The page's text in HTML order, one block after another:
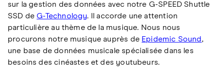
sur la gestion des données avec notre G-SPEED Shuttle
SSD de G-Technology. Il accorde une attention
particulière au thème de la musique. Nous nous
procurons notre musique auprès de Epidemic Sound,
une base de données musicale spécialisée dans les
besoins des cinéastes et des youtubeurs.